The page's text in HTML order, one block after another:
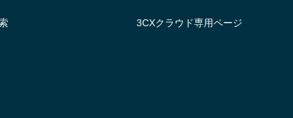
3CXクラウド専用ページ